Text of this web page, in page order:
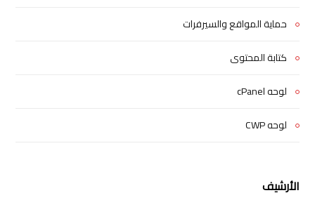
حماية المواقع والسيرفرات
كتابة المحتوى
لوحه cPanel
لوحه CWP
الأرشيف